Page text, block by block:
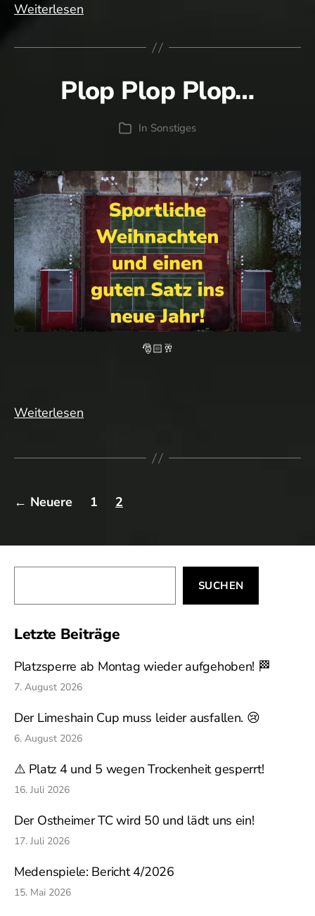
Weiterlesen
🍾
Plop Plop Plop…
Kategorien
In Sonstiges
🎅🏻🥂
Weiterlesen
Seitennummerierung
Beiträge
← Neuere 1 2
SUCHEN
Letzte Beiträge
Platzsperre ab Montag wieder aufgehoben! 🏁
7. August 2026
Der Limeshain Cup muss leider ausfallen. 😢
6. August 2026
⚠️ Platz 4 und 5 wegen Trockenheit gesperrt!
16. Juli 2026
Der Ostheimer TC wird 50 und lädt uns ein!
17. Juli 2026
Medenspiele: Bericht 4/2026
15. Mai 2026